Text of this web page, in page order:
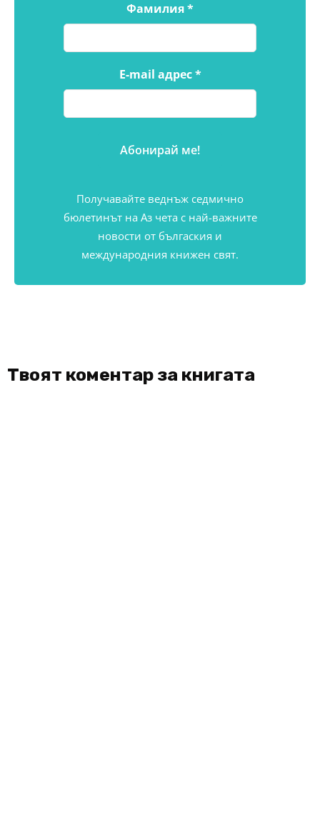
Фамилия*
E-mail адрес*
Получавайте веднъж седмично
бюлетинът на Аз чета с най-важните
новости от бългаския и
международния книжен свят.
Твоят коментар за книгата